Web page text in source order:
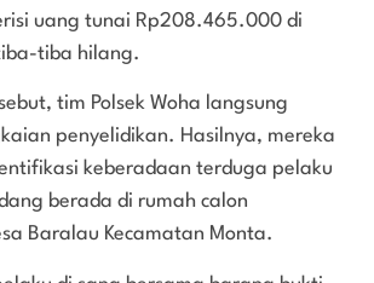
uang tunai Rp208.465.000 di
tiba hilang.
tim Polsek Woha langsung
penyelidikan. Hasilnya, mereka
keberadaan terduga pelaku
berada di rumah calon
Baralau Kecamatan Monta.